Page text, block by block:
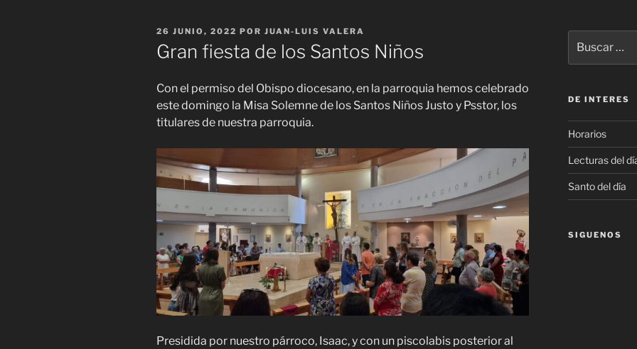
PUBLICADO
EL
26 JUNIO, 2022 POR JUAN-LUIS VALERA
Gran fiesta de los Santos Niños
Con el permiso del Obispo diocesano, en la parroquia hemos celebrado
este domingo la Misa Solemne de los Santos Niños Justo y Psstor, los
titulares de nuestra parroquia.
Presidida por nuestro párroco, Isaac, y con un piscolabis posterior al
por:
DE INTERES
Horarios
Lecturas del
Santo del día
SIGUENOS